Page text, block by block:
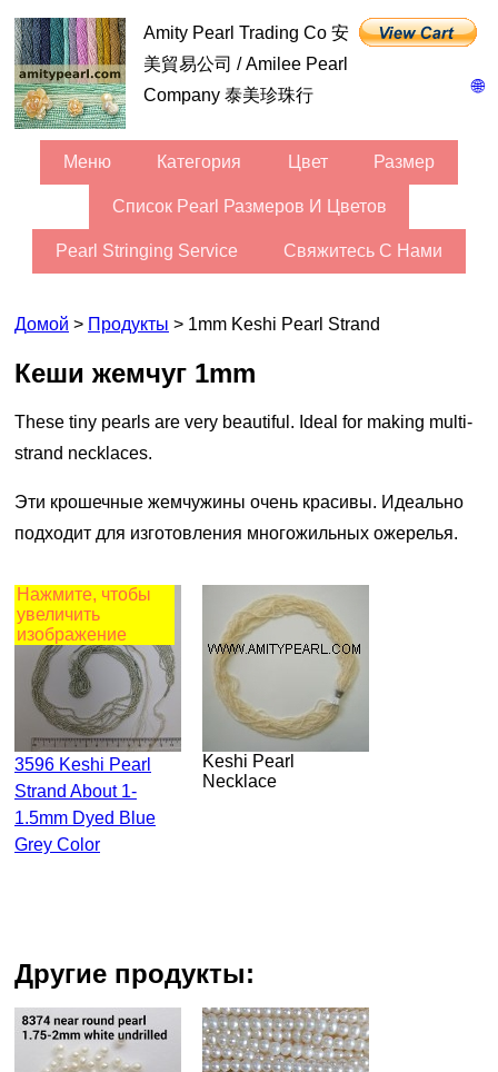
🌐
Amity Pearl Trading Co 安
美貿易公司 / Amilee Pearl
Company 泰美珍珠行
Меню Категория Цвет Размер
Список Pearl Размеров И Цветов
Pearl Stringing Service Свяжитесь С Нами
Домой > Продукты > 1mm Keshi Pearl Strand
Кеши жемчуг 1mm
These tiny pearls are very beautiful. Ideal for making multi-
strand necklaces.
Эти крошечные жемчужины очень красивы. Идеально
подходит для изготовления многожильных ожерелья.
Нажмите, чтобы
увеличить
изображение
3596 Keshi Pearl
Strand About 1-
1.5mm Dyed Blue
Grey Color
Keshi Pearl
Necklace
другие продукты: